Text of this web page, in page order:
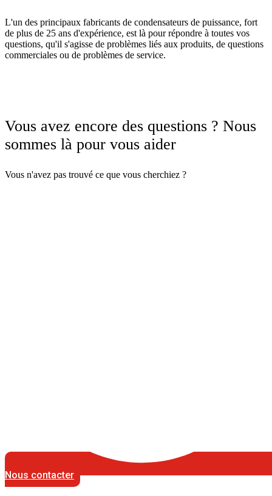
L'un des principaux fabricants de condensateurs de puissance, fort
de plus de 25 ans d'expérience, est là pour répondre à toutes vos
questions, qu'il s'agisse de problèmes liés aux produits, de questions
commerciales ou de problèmes de service.
Vous avez encore des questions ? Nous
sommes là pour vous aider
Vous n'avez pas trouvé ce que vous cherchiez ?
Nous contacter